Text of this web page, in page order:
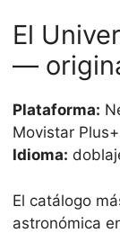
El
—
Plataforma:
Movistar Plus+
Idioma:
El catálogo
astronómica